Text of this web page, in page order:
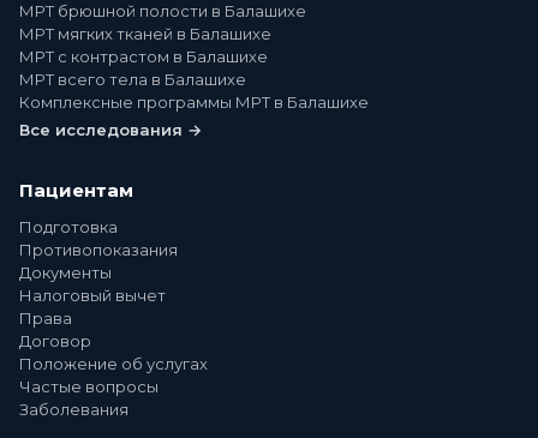
МРТ брюшной полости в Балашихе
МРТ мягких тканей в Балашихе
МРТ с контрастом в Балашихе
МРТ всего тела в Балашихе
Комплексные программы МРТ в Балашихе
Все исследования →
Пациентам
Подготовка
Противопоказания
Документы
Налоговый вычет
Права
Договор
Положение об услугах
Частые вопросы
Заболевания